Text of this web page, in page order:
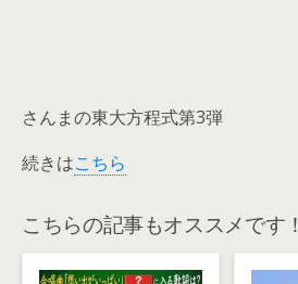
さんまの東大方程式第3弾
続きはこちら
こちらの記事もオススメです！